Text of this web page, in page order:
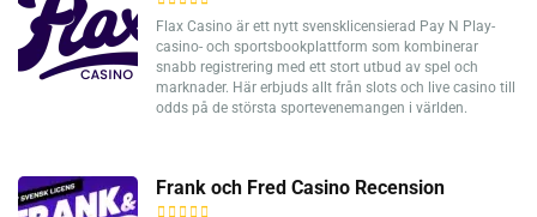
Flax Casino är ett nytt svensklicensierad Pay N Play-
casino- och sportsbookplattform som kombinerar
snabb registrering med ett stort utbud av spel och
marknader. Här erbjuds allt från slots och live casino till
odds på de största sportevenemangen i världen.
Frank och Fred Casino Recension